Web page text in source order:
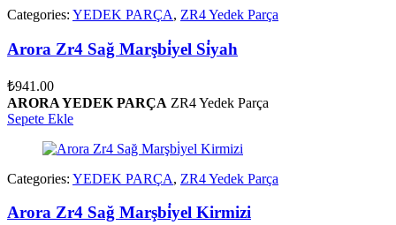
Categories: YEDEK PARÇA, ZR4 Yedek Parça
Arora Zr4 Sağ Marşbi̇yel Si̇yah
₺941.00
ARORA YEDEK PARÇA ZR4 Yedek Parça
Sepete Ekle
Categories: YEDEK PARÇA, ZR4 Yedek Parça
Arora Zr4 Sağ Marşbi̇yel Kirmizi